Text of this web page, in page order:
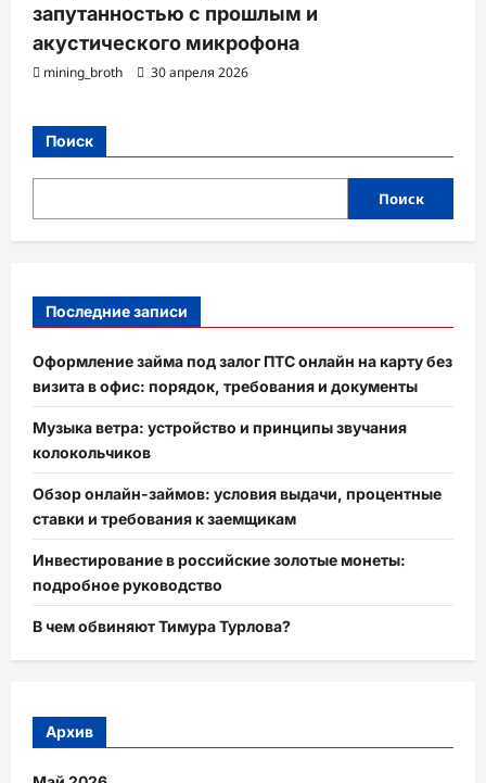
запутанностью с прошлым и
акустического микрофона
mining_broth 30 апреля 2026
Поиск
Поиск
Последние записи
Оформление займа под залог ПТС онлайн на карту без
визита в офис: порядок, требования и документы
Музыка ветра: устройство и принципы звучания
колокольчиков
Обзор онлайн-займов: условия выдачи, процентные
ставки и требования к заемщикам
Инвестирование в российские золотые монеты:
подробное руководство
В чем обвиняют Тимура Турлова?
Архив